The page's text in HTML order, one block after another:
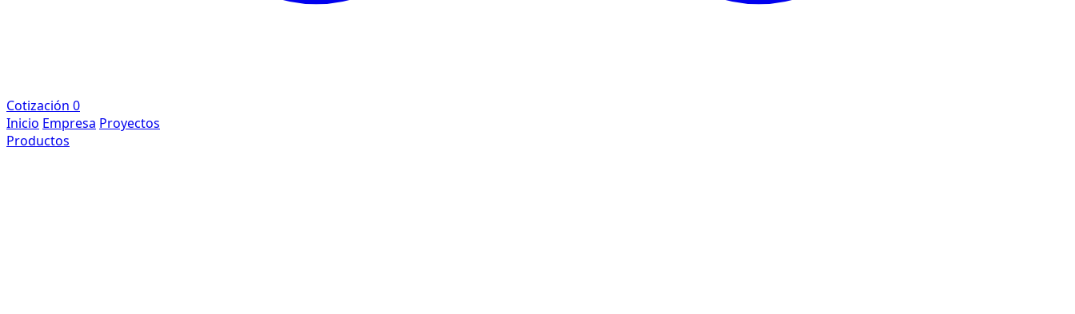
Cotización 0
Inicio Empresa Proyectos
Productos